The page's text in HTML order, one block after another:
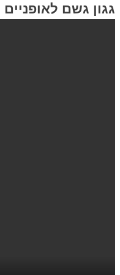
גשם לאופניים